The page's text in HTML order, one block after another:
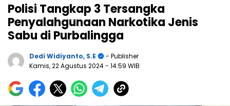
Polisi Tangkap 3 Tersangka
Penyalahgunaan Narkotika Jenis
Sabu di Purbalingga
Dedi Widiyanto, S.E
- Publisher
Kamis, 22 Agustus 2024- 14:59 WIB